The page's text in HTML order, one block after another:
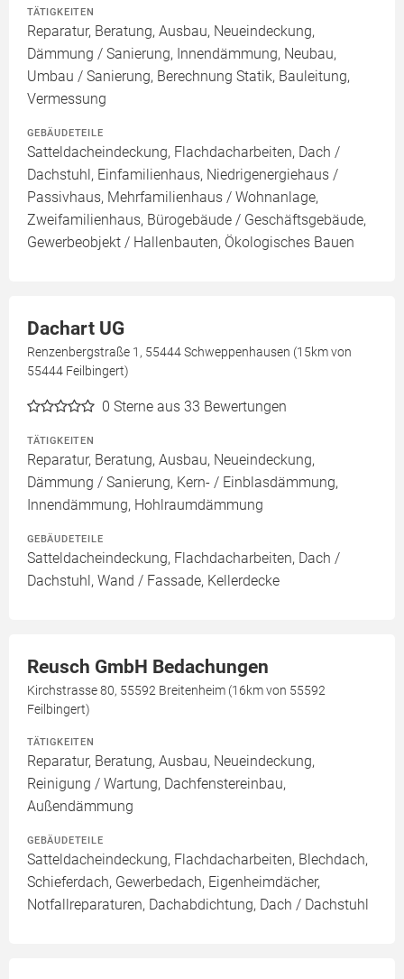
TÄTIGKEITEN
Reparatur, Beratung, Ausbau, Neueindeckung,
Dämmung / Sanierung, Innendämmung, Neubau,
Umbau / Sanierung, Berechnung Statik, Bauleitung,
Vermessung
GEBÄUDETEILE
Satteldacheindeckung, Flachdacharbeiten, Dach /
Dachstuhl, Einfamilienhaus, Niedrigenergiehaus /
Passivhaus, Mehrfamilienhaus / Wohnanlage,
Zweifamilienhaus, Bürogebäude / Geschäftsgebäude,
Gewerbeobjekt / Hallenbauten, Ökologisches Bauen
Dachart UG
Renzenbergstraße 1, 55444 Schweppenhausen (15km von
55444 Feilbingert)
0 Sterne aus 33 Bewertungen
TÄTIGKEITEN
Reparatur, Beratung, Ausbau, Neueindeckung,
Dämmung / Sanierung, Kern- / Einblasdämmung,
Innendämmung, Hohlraumdämmung
GEBÄUDETEILE
Satteldacheindeckung, Flachdacharbeiten, Dach /
Dachstuhl, Wand / Fassade, Kellerdecke
Reusch GmbH Bedachungen
Kirchstrasse 80, 55592 Breitenheim (16km von 55592
Feilbingert)
TÄTIGKEITEN
Reparatur, Beratung, Ausbau, Neueindeckung,
Reinigung / Wartung, Dachfenstereinbau,
Außendämmung
GEBÄUDETEILE
Satteldacheindeckung, Flachdacharbeiten, Blechdach,
Schieferdach, Gewerbedach, Eigenheimdächer,
Notfallreparaturen, Dachabdichtung, Dach / Dachstuhl